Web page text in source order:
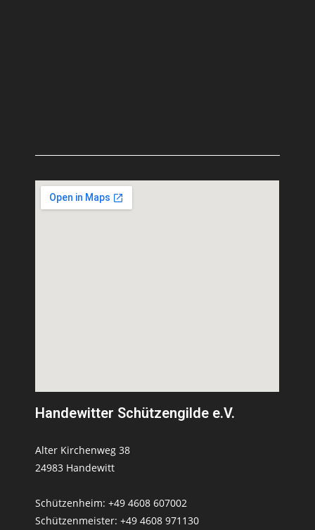
Handewitter Schützengilde e.V.
Alter Kirchenweg 38
24983 Handewitt
Schützenheim: +49 4608 607002
Schützenmeister: +49 4608 971130